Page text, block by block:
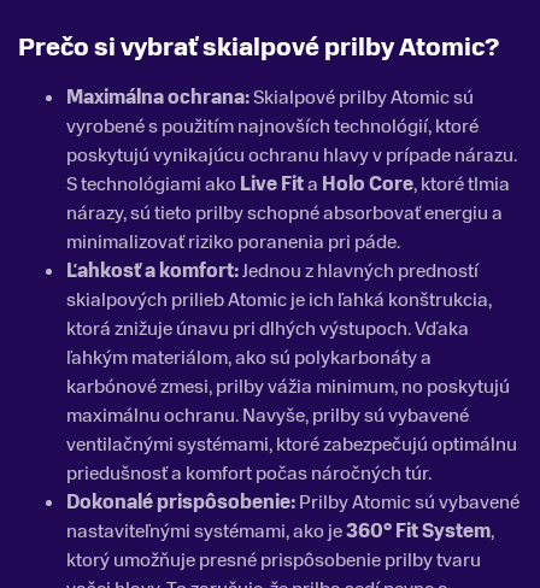
Prečo si vybrať skialpové prilby Atomic?
Maximálna ochrana:Skialpové prilby Atomic sú
vyrobené s použitím najnovších technológií, ktoré
poskytujú vynikajúcu ochranu hlavy v prípade nárazu.
S technológiami ako Live Fita Holo Core, ktoré tlmia
nárazy, sú tieto prilby schopné absorbovať energiu a
minimalizovať riziko poranenia pri páde.
Ľahkosť a komfort:Jednou z hlavných predností
skialpových prilieb Atomic je ich ľahká konštrukcia,
ktorá znižuje únavu pri dlhých výstupoch. Vďaka
ľahkým materiálom, ako sú polykarbonáty a
karbónové zmesi, prilby vážia minimum, no poskytujú
maximálnu ochranu. Navyše, prilby sú vybavené
ventilačnými systémami, ktoré zabezpečujú optimálnu
priedušnosť a komfort počas náročných túr.
Dokonalé prispôsobenie:Prilby Atomic sú vybavené
nastaviteľnými systémami, ako je360° Fit System,
ktorý umožňuje presné prispôsobenie prilby tvaru